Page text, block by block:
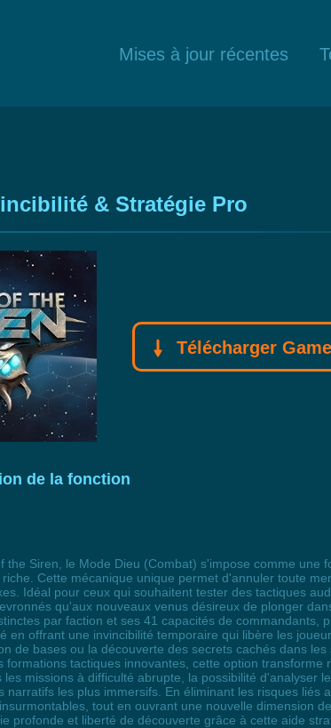
Mises à jour récentes
& Stratégie Pro
Télécharger Gamebuff
de la fonction
Siren, le Mode Dieu (Combat) s'impose comme
Cette mécanique unique permet d'annuler toute
Idéal pour ceux qui souhaitent tester des tactiques
qu'aux nouveaux venus désireux de plonger
par faction et ses 41 capacités de commandants,
en offrant une invincibilité temporaire qui libère les
de bases ou la découverte des secrets cachés dans
tactiques innovantes, cette option
missions à difficulté abrupte, la possibilité d'analyser
les plus immersifs. En éliminant les risques
tout en ouvrant une nouvelle dimension
profonde et liberté de découverte grâce à cette aide